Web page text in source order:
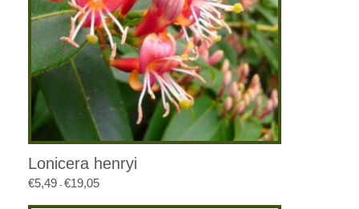
Lonicera henryi
€5,49 - €19,05Prijsklasse: